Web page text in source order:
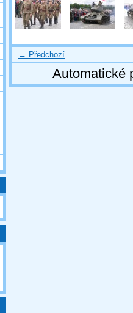
← Předchozí
Automatické